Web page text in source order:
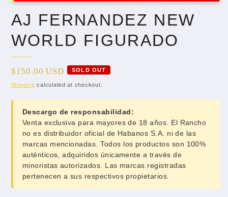
AJ FERNANDEZ NEW
WORLD FIGURADO
Regular
price
$150.00 USD SOLD OUT
Shipping calculated at checkout.
Descargo de responsabilidad:
Venta exclusiva para mayores de 18 años. El Rancho
no es distribuidor oficial de Habanos S.A. ni de las
marcas mencionadas. Todos los productos son 100%
auténticos, adquiridos únicamente a través de
minoristas autorizados. Las marcas registradas
pertenecen a sus respectivos propietarios.